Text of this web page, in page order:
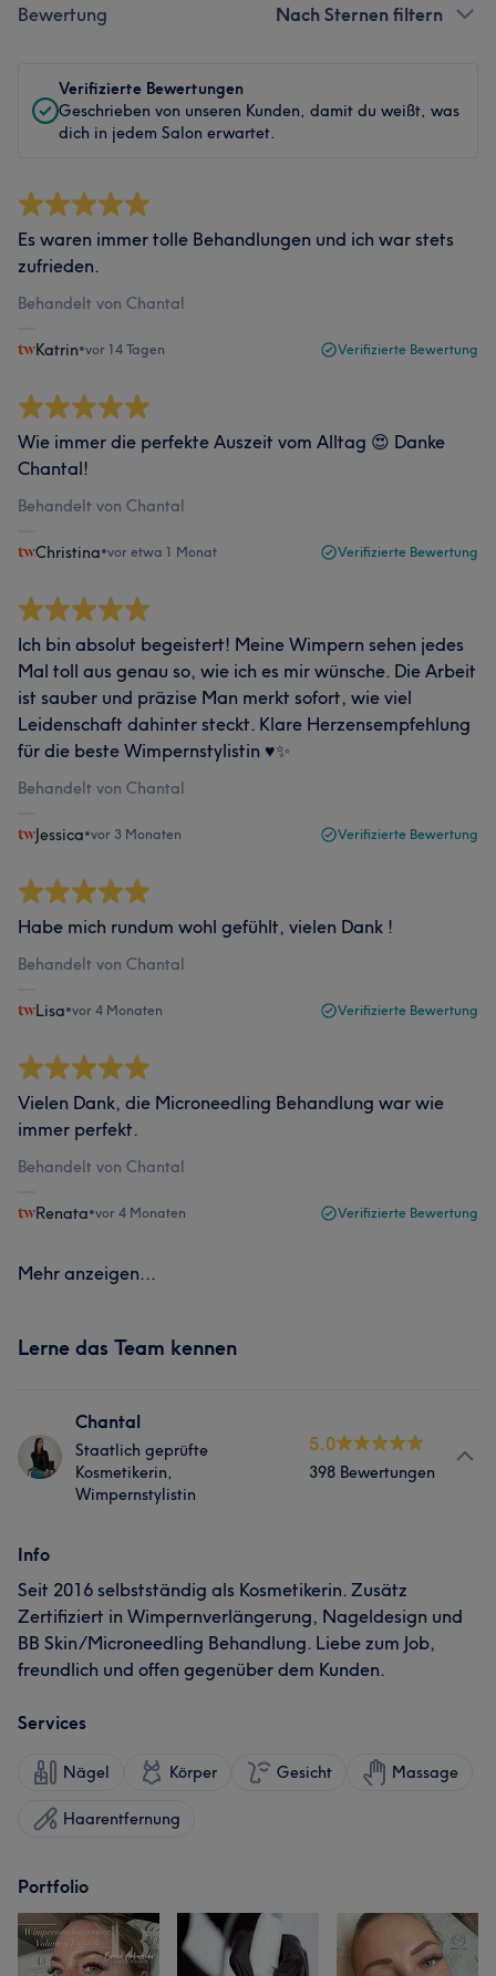
Bewertung Nach Sternen filtern
Verifizierte Bewertungen
Geschrieben von unseren Kunden, damit du weißt, was
dich in jedem Salon erwartet.
Es waren immer tolle Behandlungen und ich war stets
zufrieden.
Behandelt von Chantal
Katrin•vor 14 Tagen Verifizierte Bewertung
Wie immer die perfekte Auszeit vom Alltag 😍 Danke
Chantal!
Behandelt von Chantal
Christina•vor etwa 1 Monat Verifizierte Bewertung
Ich bin absolut begeistert! Meine Wimpern sehen jedes
Mal toll aus genau so, wie ich es mir wünsche. Die Arbeit
ist sauber und präzise Man merkt sofort, wie viel
Leidenschaft dahinter steckt. Klare Herzensempfehlung
für die beste Wimpernstylistin ♥️✨
Behandelt von Chantal
Jessica•vor 3 Monaten Verifizierte Bewertung
Habe mich rundum wohl gefühlt, vielen Dank !
Behandelt von Chantal
Lisa•vor 4 Monaten Verifizierte Bewertung
Vielen Dank, die Microneedling Behandlung war wie
immer perfekt.
Behandelt von Chantal
Renata•vor 4 Monaten Verifizierte Bewertung
Mehr anzeigen...
Lerne das Team kennen
Chantal
Staatlich geprüfte
Kosmetikerin,
Wimpernstylistin
5.0
398 Bewertungen
Info
Seit 2016 selbstständig als Kosmetikerin. Zusätz
Zertifiziert in Wimpernverlängerung, Nageldesign und
BB Skin/Microneedling Behandlung. Liebe zum Job,
freundlich und offen gegenüber dem Kunden.
Services
Nägel Körper Gesicht Massage
Haarentfernung
Portfolio